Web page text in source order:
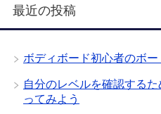
最近の投稿
ボディボード初心者のボ
自分のレベルを確認する
ってみよう